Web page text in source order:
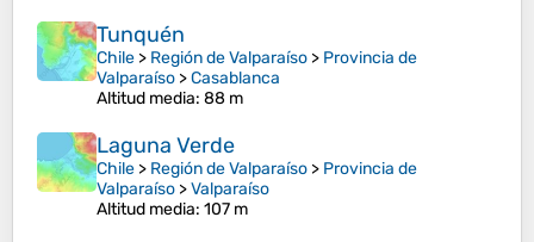
Tunquén
Chile > Región de Valparaíso > Provincia de
Valparaíso >Casablanca
Altitud media: 88 m
Laguna Verde
Chile > Región de Valparaíso > Provincia de
Valparaíso >Valparaíso
Altitud media: 107 m